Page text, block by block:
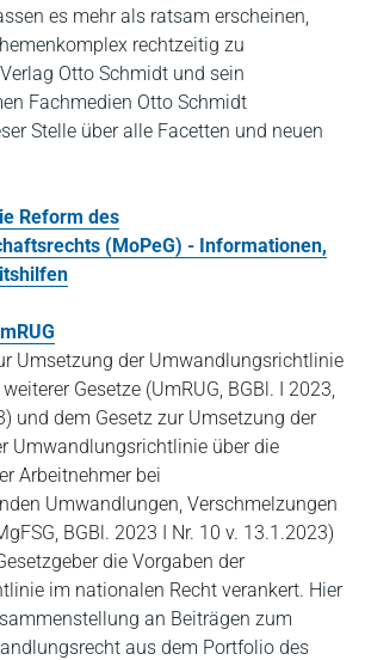
es mehr als ratsam erscheinen,
rechtzeitig zu
Otto Schmidt und sein
Fachmedien Otto Schmidt
Stelle über alle Facetten und neuen
Reform des
(MoPeG) - Informationen,
Umsetzung der Umwandlungsrichtlinie
Gesetze (UmRUG, BGBl. I 2023,
und dem Gesetz zur Umsetzung der
Umwandlungsrichtlinie über die
Arbeitnehmer bei
Umwandlungen, Verschmelzungen
BGBl. 2023 I Nr. 10 v. 13.1.2023)
die Vorgaben der
im nationalen Recht verankert. Hier
an Beiträgen zum
aus dem Portfolio des